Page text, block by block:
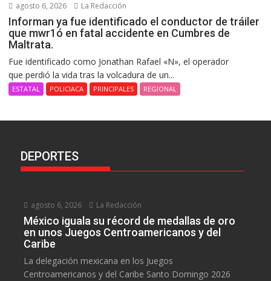
agosto 6, 2026 La Redacción
Informan ya fue identificado el conductor de tráiler
que mwr1ó en fatal accidente en Cumbres de
Maltrata.
Fue identificado como Jonathan Rafael «N», el operador
que perdió la vida tras la volcadura de un...
ESTATAL POLICIACA PRINCIPALES REGIONAL
DEPORTES
agosto 6, 2026 La Redacción
México iguala su récord de medallas de oro
en unos Juegos Centroamericanos y del
Caribe
La delegación mexicana en los Juegos
Centroamericanos y del Caribe Santo Domingo 2026